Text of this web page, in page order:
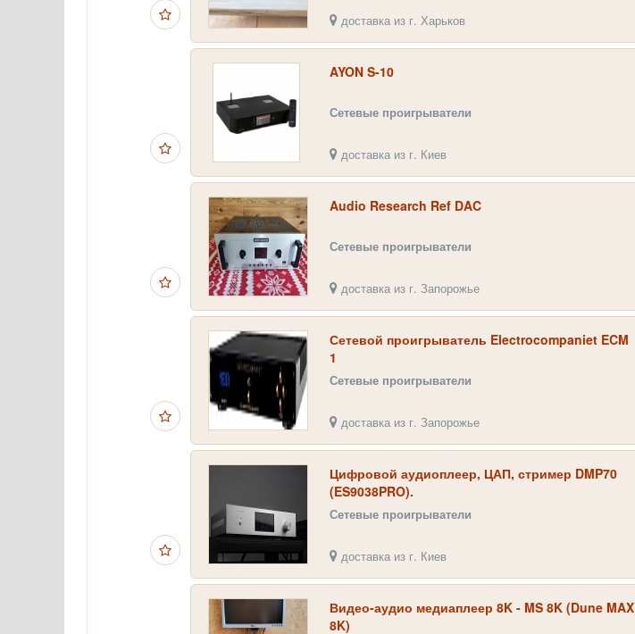
доставка из г. Харьков
AYON S-10
Сетевые проигрыватели
доставка из г. Киев
Audio Research Ref DAC
Сетевые проигрыватели
доставка из г. Запорожье
Сетевой проигрыватель Electrocompaniet ECM
1
Сетевые проигрыватели
доставка из г. Запорожье
Цифровой аудиоплеер, ЦАП, стример DMP70
(ES9038PRO).
Сетевые проигрыватели
доставка из г. Киев
Видео-аудио медиаплеер 8K - MS 8K (Dune MAX
8K)